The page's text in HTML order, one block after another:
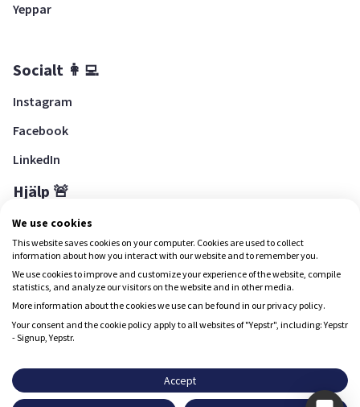
Yeppar
Socialt 👩‍💻
Instagram
Facebook
LinkedIn
Hjälp 🚨
Hjälpcenter
Ladda ned Yepstr
Ladda ned Yepstr
Yepstr AB • Org. 556997-9817 • Skeppsbron 28, 111 30
upplevelse.
We use cookies
This website saves cookies on your computer. Cookies are used to collect
information about how you interact with our website and to remember you.
We use cookies to improve and customize your experience of the website, compile
statistics, and analyze our visitors on the website and in other media.
More information about the cookies we use can be found in our privacy policy.
Your consent and the cookie policy apply to all websites of "Yepstr", including: Yepstr
- Signup, Yepstr.
Accept